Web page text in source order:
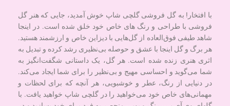
با افتخار! به گل فروشی گلچی شاپ خوش آمدید، جایی که هنر گل
فروشی با طراحی و رنگ های خاص خود خلق شده است. در اینجا
شاهد طیفی فوق‌العاده از گل‌هایی با دیزاین خاص و ارزشمند هستید.
هر برگ و گل اینجا با عشق و حوصله بی‌نظیری رشد کرده و تبدیل به
اثری هنری زنده شده است. هر گل، یک داستانی شگفت‌انگیز به
شما می‌گوید و احساسی مهیج و بی‌نظیر را برای شما ایجاد می‌کند.
در دنیایی از رنگ، عطر و خوشبویی، هر آنچه که برای لحظات و
مهمانی‌های خاص خود می‌خواهید را در گلچی شاپ خواهید یافت. با